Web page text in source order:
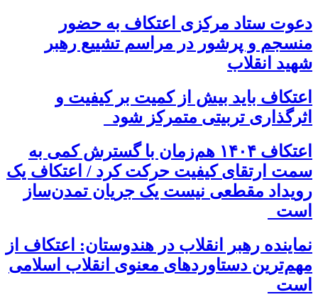
دعوت ستاد مرکزی اعتکاف به حضور
منسجم و پرشور در مراسم تشییع رهبر
شهید انقلاب
اعتکاف باید بیش از کمیت بر کیفیت و
اثرگذاری تربیتی متمرکز شود
اعتکاف ۱۴۰۴ هم‌زمان با گسترش کمی به
سمت ارتقای کیفیت حرکت کرد / اعتکاف یک
رویداد مقطعی نیست یک جریان تمدن‌ساز
است
نماینده رهبر انقلاب در هندوستان: اعتکاف از
مهم‌ترین دستاوردهای معنوی انقلاب اسلامی
است